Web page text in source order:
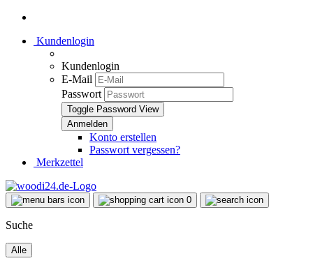
Kundenlogin
Kundenlogin
E-Mail
Passwort
Toggle Password View
Konto erstellen
Passwort vergessen?
Merkzettel
0
Suche
Alle